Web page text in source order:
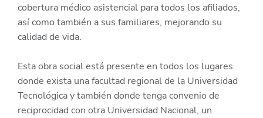
cobertura médico asistencial para todos los afiliados,
así como también a sus familiares, mejorando su
calidad de vida.
Esta obra social está presente en todos los lugares
donde exista una facultad regional de la Universidad
Tecnológica y también donde tenga convenio de
reciprocidad con otra Universidad Nacional, un